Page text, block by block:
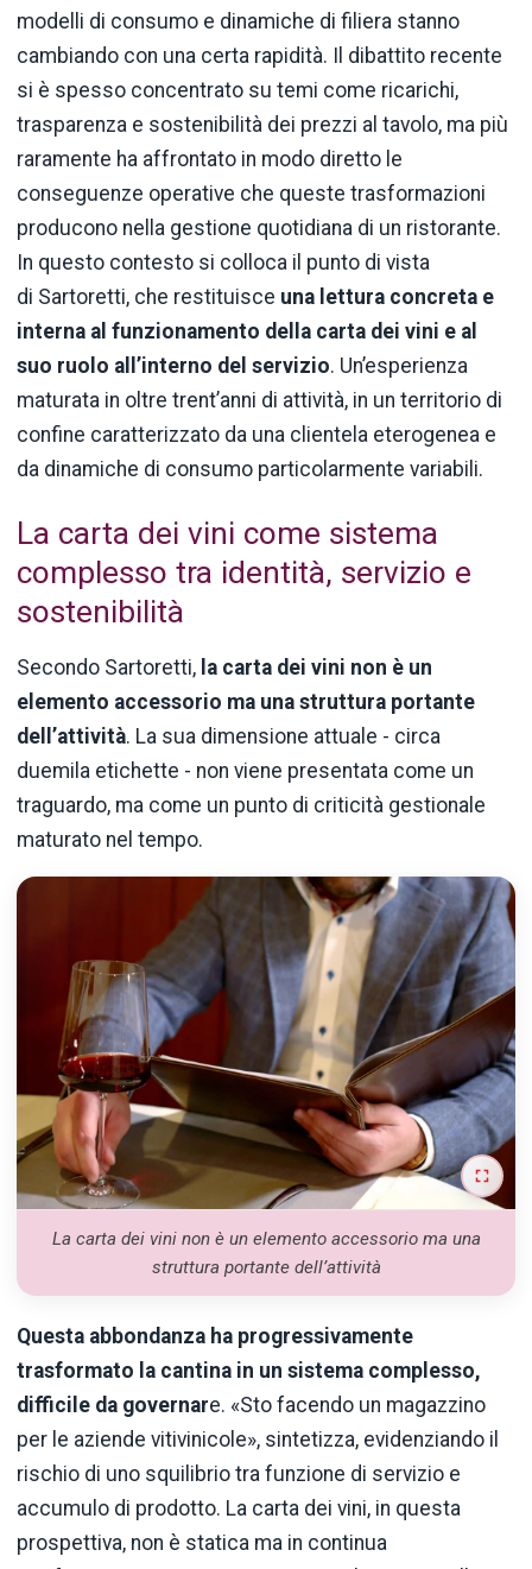
modelli di consumo e dinamiche di filiera stanno
cambiando con una certa rapidità. Il dibattito recente
si è spesso concentrato su temi come ricarichi,
trasparenza e sostenibilità dei prezzi al tavolo, ma più
raramente ha affrontato in modo diretto le
conseguenze operative che queste trasformazioni
producono nella gestione quotidiana di un ristorante.
In questo contesto si colloca il punto di vista
di Sartoretti, che restituisce una lettura concreta e
interna al funzionamento della carta dei vini e al
suo ruolo all’interno del servizio. Un’esperienza
maturata in oltre trent’anni di attività, in un territorio di
confine caratterizzato da una clientela eterogenea e
da dinamiche di consumo particolarmente variabili.
La carta dei vini come sistema
complesso tra identità, servizio e
sostenibilità
Secondo Sartoretti, la carta dei vini non è un
elemento accessorio ma una struttura portante
dell’attività. La sua dimensione attuale - circa
duemila etichette - non viene presentata come un
traguardo, ma come un punto di criticità gestionale
maturato nel tempo.
La carta dei vini non è un elemento accessorio ma una
struttura portante dell’attività
Questa abbondanza ha progressivamente
trasformato la cantina in un sistema complesso,
difficile da governare. «Sto facendo un magazzino
per le aziende vitivinicole», sintetizza, evidenziando il
rischio di uno squilibrio tra funzione di servizio e
accumulo di prodotto. La carta dei vini, in questa
prospettiva, non è statica ma in continua